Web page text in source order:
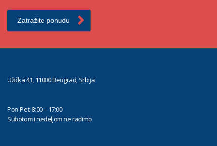
Zatražite ponudu
Užička 41, 11000 Beograd, Srbija
Pon-Pet: 8:00 – 17:00
Subotom i nedeljom ne radimo